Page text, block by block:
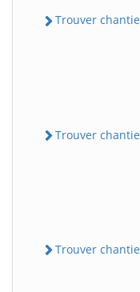
Trouver
Trouver
Trouver